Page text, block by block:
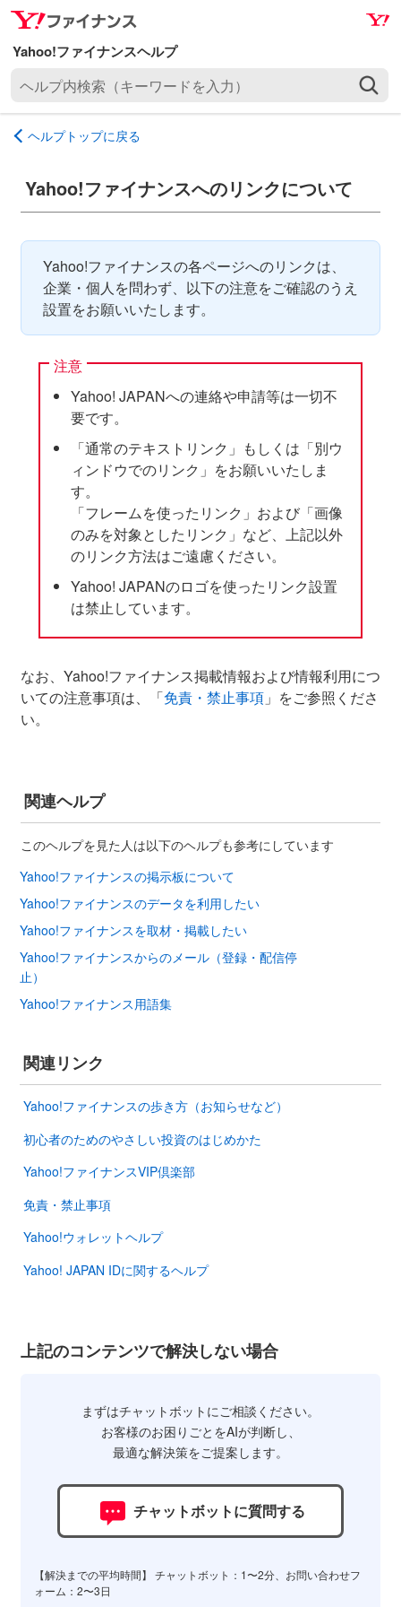
ナ
ビ
ゲ
ー
ョ
ン
キ
メ
イ
ン
コ
テ
ン
ス
プ
内
（
ー
を
ヘルプトップに戻る
Yahoo!ファイナンスへのリンクについて
Yahoo!ファイナンスの各ページへのリンクは、
企業・個人を問わず、以下の注意をご確認のうえ
設置をお願いいたします。
注意
Yahoo! JAPANへの連絡や申請等は一切不
要です。
「通常のテキストリンク」もしくは「別ウ
ィンドウでのリンク」をお願いいたしま
す。
「フレームを使ったリンク」および「画像
のみを対象としたリンク」など、上記以外
のリンク方法はご遠慮ください。
Yahoo! JAPANのロゴを使ったリンク設置
は禁止しています。
なお、Yahoo!ファイナンス掲載情報および情報利用につ
いての注意事項は、「免責・禁止事項 」をご参照くださ
い。
関連ヘルプ
このヘルプを見た人は以下のヘルプも参考にしています
Yahoo!ファイナンスの掲示板について
Yahoo!ファイナンスのデータを利用したい
Yahoo!ファイナンスを取材・掲載したい
Yahoo!ファイナンスからのメール（登録・配信停
止）
Yahoo!ファイナンス用語集
関連リンク
Yahoo!ファイナンスの歩き方（お知らせなど）
初心者のためのやさしい投資のはじめかた
Yahoo!ファイナンスVIP倶楽部
免責・禁止事項
Yahoo!ウォレットヘルプ
Yahoo! JAPAN IDに関するヘルプ
上記のコンテンツで解決しない場合
まずはチャットボットにご相談ください。
お客様のお困りごとをAIが判断し、
最適な解決策をご提案します。
チャットボットに質問する
【解決までの平均時間】 チャットボット：1〜2分、お問い合わせフ
ォーム：2〜3日